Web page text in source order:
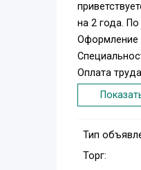
на 2 года.
Оформление
Оплата
График
Возможны
Курирует
Тип
Торг: